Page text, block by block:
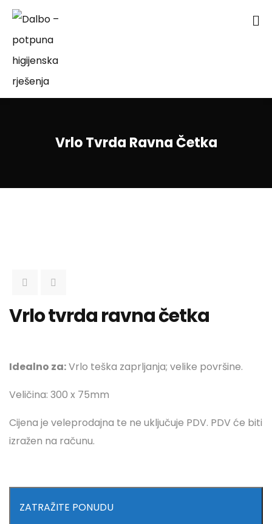
Vrlo Tvrda Ravna Četka
Vrlo tvrda ravna četka
Idealno za:Vrlo teška zaprljanja; velike površine.
Veličina: 300 x 75mm
Cijena je veleprodajna te ne uključuje PDV. PDV će biti
izražen na računu.
ZATRAŽITE PONUDU